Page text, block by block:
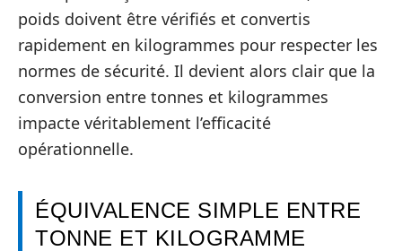
poids doivent être vérifiés et convertis
rapidement en kilogrammes pour respecter les
normes de sécurité. Il devient alors clair que la
conversion entre tonnes et kilogrammes
impacte véritablement l’efficacité
opérationnelle.
ÉQUIVALENCE SIMPLE ENTRE
TONNE ET KILOGRAMME